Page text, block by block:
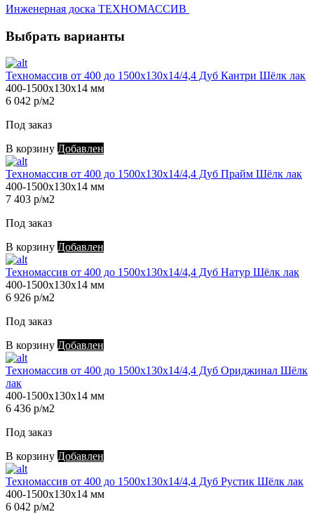
Инженерная доска ТЕХНОМАССИВ
Выбрать варианты
Техномассив от 400 до 1500х130х14/4,4 Дуб Кантри Шёлк лак
400-1500х130х14 мм
6 042 р/м2
Под заказ
В корзину Добавлен
Техномассив от 400 до 1500х130х14/4,4 Дуб Прайм Шёлк лак
400-1500х130х14 мм
7 403 р/м2
Под заказ
В корзину Добавлен
Техномассив от 400 до 1500х130х14/4,4 Дуб Натур Шёлк лак
400-1500х130х14 мм
6 926 р/м2
Под заказ
В корзину Добавлен
Техномассив от 400 до 1500х130х14/4,4 Дуб Ориджинал Шёлк
лак
400-1500х130х14 мм
6 436 р/м2
Под заказ
В корзину Добавлен
Техномассив от 400 до 1500х130х14/4,4 Дуб Рустик Шёлк лак
400-1500х130х14 мм
6 042 р/м2